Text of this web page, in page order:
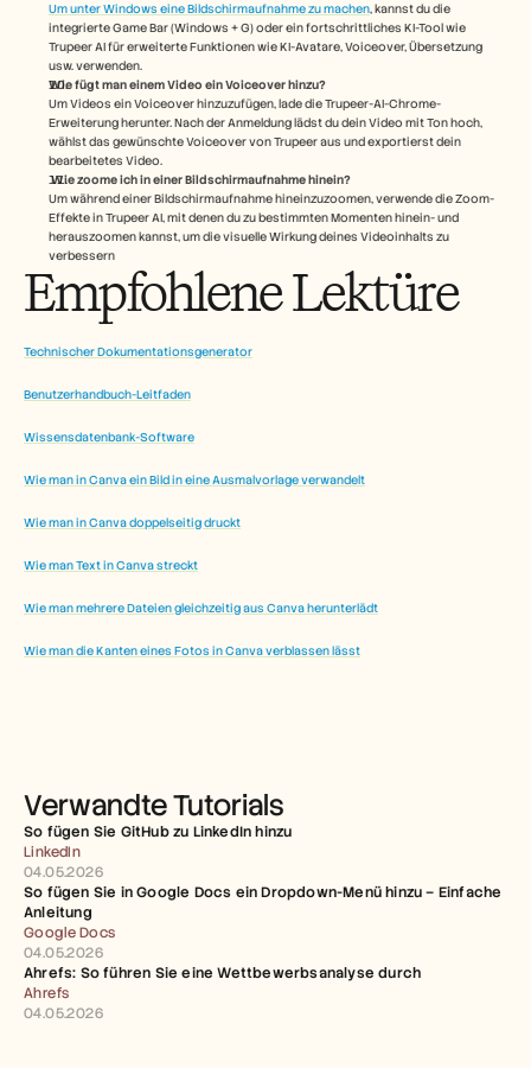
Um unter Windows eine Bildschirmaufnahme zu machen, kannst du die
integrierte Game Bar (Windows + G) oder ein fortschrittliches KI-Tool wie
Trupeer AI für erweiterte Funktionen wie KI-Avatare, Voiceover, Übersetzung
usw. verwenden.
Wie fügt man einem Video ein Voiceover hinzu?
Um Videos ein Voiceover hinzuzufügen, lade die Trupeer-AI-Chrome-
Erweiterung herunter. Nach der Anmeldung lädst du dein Video mit Ton hoch,
wählst das gewünschte Voiceover von Trupeer aus und exportierst dein
bearbeitetes Video.
Wie zoome ich in einer Bildschirmaufnahme hinein?
Um während einer Bildschirmaufnahme hineinzuzoomen, verwende die Zoom-
Effekte in Trupeer AI, mit denen du zu bestimmten Momenten hinein- und
herauszoomen kannst, um die visuelle Wirkung deines Videoinhalts zu
verbessern
Empfohlene Lektüre
Technischer Dokumentationsgenerator
Benutzerhandbuch-Leitfaden
Wissensdatenbank-Software
Wie man in Canva ein Bild in eine Ausmalvorlage verwandelt
Wie man in Canva doppelseitig druckt
Wie man Text in Canva streckt
Wie man mehrere Dateien gleichzeitig aus Canva herunterlädt
Wie man die Kanten eines Fotos in Canva verblassen lässt
Verwandte Tutorials
So fügen Sie GitHub zu LinkedIn hinzu
LinkedIn
04.05.2026
So fügen Sie in Google Docs ein Dropdown-Menü hinzu – Einfache
Anleitung
Google Docs
04.05.2026
Ahrefs: So führen Sie eine Wettbewerbsanalyse durch
Ahrefs
04.05.2026